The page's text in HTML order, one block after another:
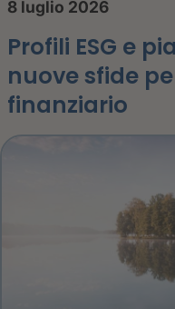
8 luglio 2026
Profili ESG e
nuove sfide
finanziario